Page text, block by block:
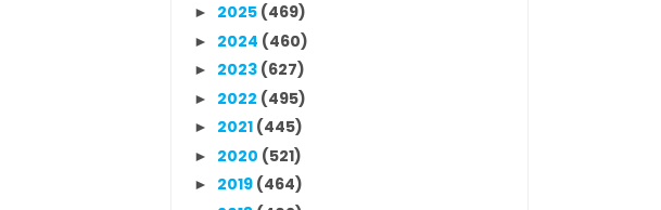
► 2025 (469)
► 2024 (460)
► 2023 (627)
► 2022 (495)
► 2021 (445)
► 2020 (521)
► 2019 (464)